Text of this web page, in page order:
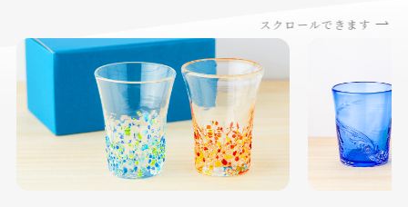
スクロールできます